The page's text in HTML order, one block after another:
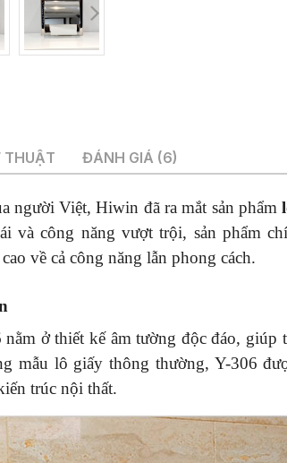
THUẬT ĐÁNH GIÁ (6)
người Việt, Hiwin đã ra mắt sản phẩm
và công năng vượt trội, sản phẩm
về cả công năng lẫn phong cách.
ở thiết kế âm tường độc đáo, giúp
mẫu lô giấy thông thường, Y-306
trúc nội thất.